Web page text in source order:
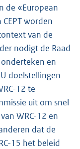
de «European
CEPT worden
van de
nodigt de Raad
onderteken en
doelstellingen
12 te
uit om snel
WRC-12 en
dat de
15 het beleid